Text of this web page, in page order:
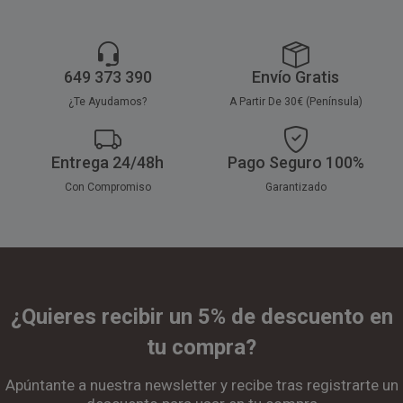
649 373 390
¿Te Ayudamos?
Envío Gratis
A Partir De 30€ (Península)
Entrega 24/48h
Con Compromiso
Pago Seguro 100%
Garantizado
¿Quieres recibir un 5% de descuento en
tu compra?
Apúntante a nuestra newsletter y recibe tras registrarte un